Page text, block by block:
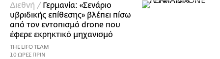
Διεθνή / Γερμανία: «Σενάριο
υβριδικής επίθεσης» βλέπει πίσω
από τον εντοπισμό drone που
έφερε εκρηκτικό μηχανισμό
THE LIFO TEAM
10 ΩΡΕΣ ΠΡΙΝ